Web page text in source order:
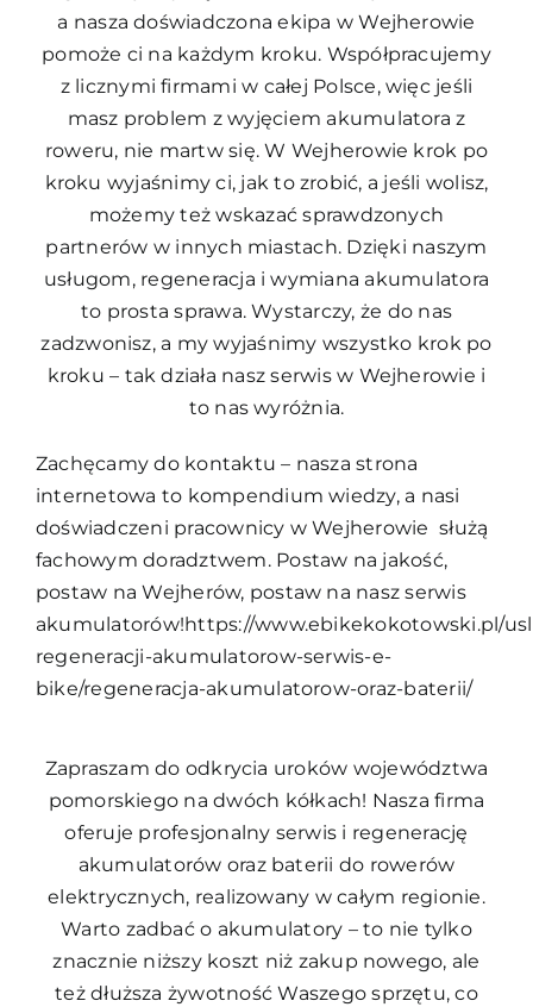
a nasza doświadczona ekipa w Wejherowie
pomoże ci na każdym kroku. Współpracujemy
z licznymi firmami w całej Polsce, więc jeśli
masz problem z wyjęciem akumulatora z
roweru, nie martw się. W Wejherowie krok po
kroku wyjaśnimy ci, jak to zrobić, a jeśli wolisz,
możemy też wskazać sprawdzonych
partnerów w innych miastach. Dzięki naszym
usługom, regeneracja i wymiana akumulatora
to prosta sprawa. Wystarczy, że do nas
zadzwonisz, a my wyjaśnimy wszystko krok po
kroku – tak działa nasz serwis w Wejherowie i
to nas wyróżnia.
Zachęcamy do kontaktu – nasza strona
internetowa to kompendium wiedzy, a nasi
doświadczeni pracownicy w Wejherowie służą
fachowym doradztwem. Postaw na jakość,
postaw na Wejherów, postaw na nasz serwis
akumulatorów!https://www.ebikekokotowski.pl/
regeneracji-akumulatorow-serwis-e-
bike/regeneracja-akumulatorow-oraz-baterii/
Zapraszam do odkrycia uroków województwa
pomorskiego na dwóch kółkach! Nasza firma
oferuje profesjonalny serwis i regenerację
akumulatorów oraz baterii do rowerów
elektrycznych, realizowany w całym regionie.
Warto zadbać o akumulatory – to nie tylko
znacznie niższy koszt niż zakup nowego, ale
też dłuższa żywotność Waszego sprzętu, co